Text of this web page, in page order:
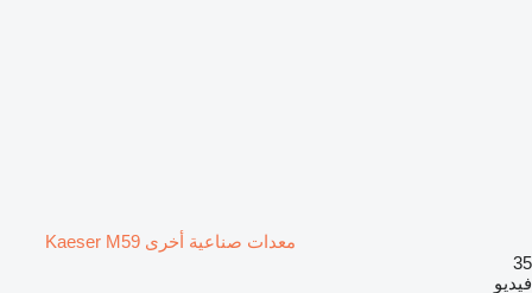
معدات صناعية أخرى Kaeser M59
35
فيديو